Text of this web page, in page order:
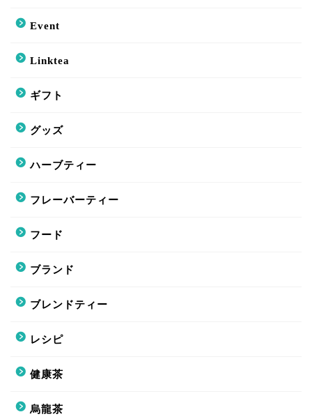
Event
Linktea
ギフト
グッズ
ハーブティー
フレーバーティー
フード
ブランド
ブレンドティー
レシピ
健康茶
烏龍茶